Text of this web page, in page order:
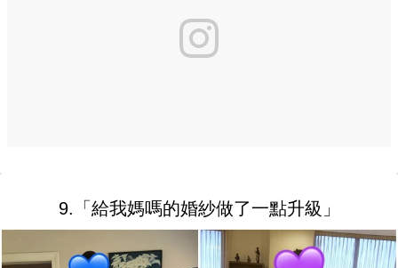
9.「給我媽嗎的婚紗做了一點升級」